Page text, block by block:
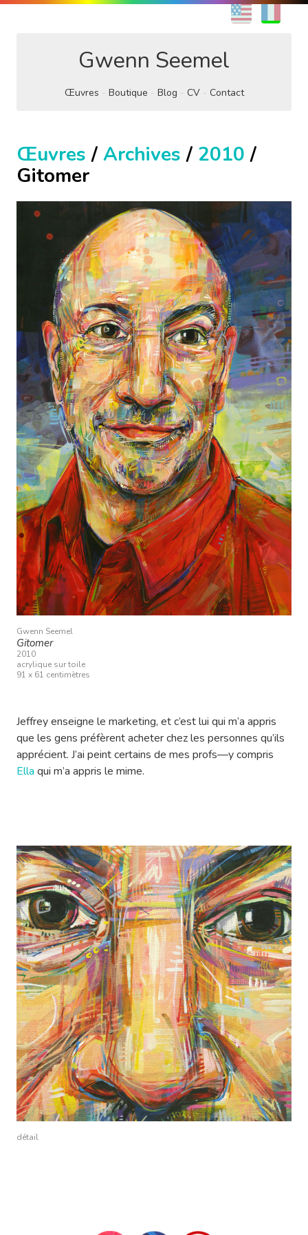
EN
Gwenn Seemel
Œuvres Boutique Blog CV Contact
Œuvres / Archives / 2010 /
Gitomer
Gwenn Seemel
Gitomer
2010
acrylique sur toile
91 x 61 centimètres
Jeffrey enseigne le marketing, et c’est lui qui m’a appris
que les gens préfèrent acheter chez les personnes qu’ils
apprécient. J’ai peint certains de mes profs—y compris
Ella qui m’a appris le mime.
détail